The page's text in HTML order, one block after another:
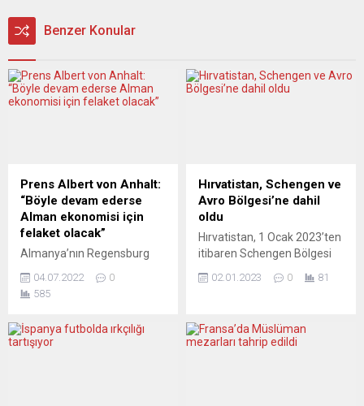
Benzer Konular
Prens Albert von Anhalt:
“Böyle devam ederse
Alman ekonomisi için
felaket olacak”
Almanya’nın Regensburg
von Anhalt, Hıristiyan Sosyal
Birlik (CSU) üyesi eski
birlikte Avrupa’daki
ekonomik krizi ve savaşın
04.07.2022
0
585
Hırvatistan, Schengen ve
Avro Bölgesi’ne dahil
oldu
Hırvatistan, 1 Ocak 2023’ten
itibaren Schengen Bölgesi
aynı zamanda Avro
üyesi Hırvatistan, 1 Ocak’tan
itibaren ulusal para birimi
02.01.2023 0 81